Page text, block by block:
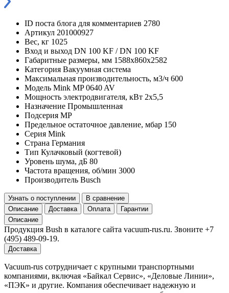
ID поста блога для комментариев 2780
Артикул 201000927
Вес, кг 1025
Вход и выход DN 100 KF / DN 100 KF
Габаритные размеры, мм 1588x860x2582
Категория Вакуумная система
Максимальная производительность, м3/ч 600
Модель Mink MP 0640 AV
Мощность электродвигателя, кВт 2x5,5
Назначение Промышленная
Подсерия MP
Предельное остаточное давление, мбар 150
Серия Mink
Страна Германия
Тип Кулачковый (когтевой)
Уровень шума, дБ 80
Частота вращения, об/мин 3000
Производитель Busch
Узнать о поступлении
В сравнение
Описание
Доставка Оплата
Гарантии
Описание
Продукция Bush в каталоге сайта vacuum-rus.ru. Звоните +7
(495) 489-09-19.
Доставка
Vacuum-rus сотрудничает с крупными транспортными
компаниями, включая «Байкал Сервис», «Деловые Линии»,
«ПЭК» и другие. Компания обеспечивает надежную и